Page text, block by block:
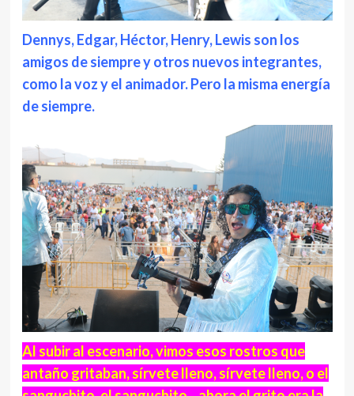
Dennys, Edgar, Héctor, Henry, Lewis son los
amigos de siempre y otros nuevos integrantes,
como la voz y el animador. Pero la misma energía
de siempre.
Al subir al escenario, vimos esos rostros que
antaño gritaban, sírvete lleno, sírvete lleno, o el